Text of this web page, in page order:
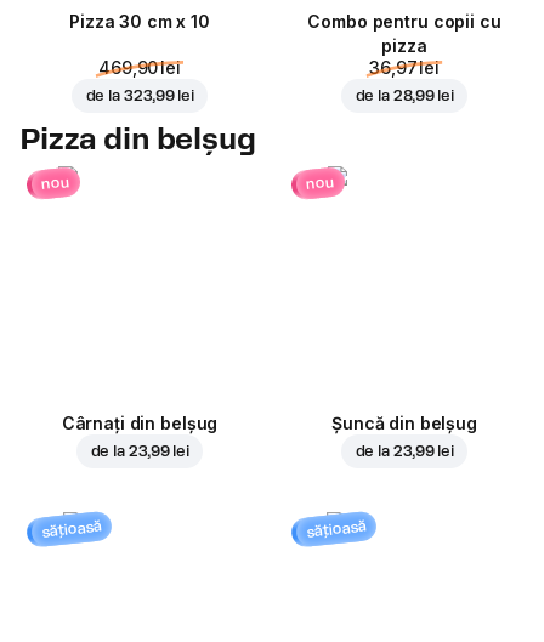
Pizza 30 cm x 10
469,90 lei
de la 323,99 lei
Combo pentru copii cu
pizza
36,97 lei
de la 28,99 lei
Pizza din belșug
nou
Cârnați din belșug
de la 23,99 lei
nou
Șuncă din belșug
de la 23,99 lei
sățioasă sățioasă